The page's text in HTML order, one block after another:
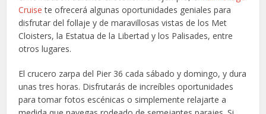
Cruise te ofrecerá algunas oportunidades geniales para
disfrutar del follaje y de maravillosas vistas de los Met
Cloisters, la Estatua de la Libertad y los Palisades, entre
otros lugares.
El crucero zarpa del Pier 36 cada sábado y domingo, y dura
unas tres horas. Disfrutarás de increíbles oportunidades
para tomar fotos escénicas o simplemente relajarte a